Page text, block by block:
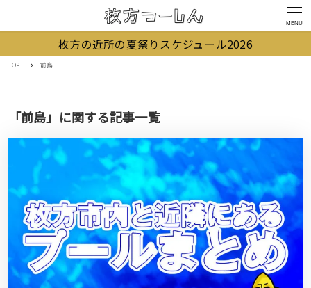
MENU
枚方の近所の夏祭りスケジュール2026
TOP 前島
「前島」に関する記事一覧